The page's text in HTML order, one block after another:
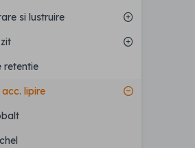
si lustruire
retentie
lipire